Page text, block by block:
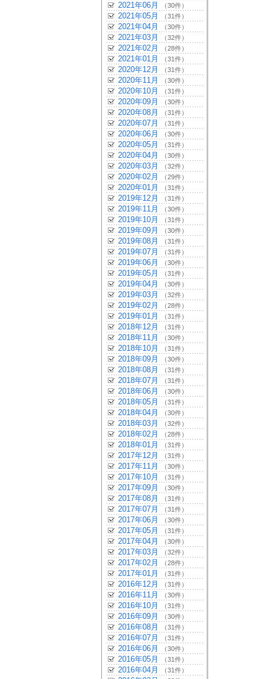
2021年06月 （30件）
2021年05月 （31件）
2021年04月 （30件）
2021年03月 （32件）
2021年02月 （28件）
2021年01月 （31件）
2020年12月 （31件）
2020年11月 （30件）
2020年10月 （31件）
2020年09月 （30件）
2020年08月 （31件）
2020年07月 （31件）
2020年06月 （30件）
2020年05月 （31件）
2020年04月 （30件）
2020年03月 （32件）
2020年02月 （29件）
2020年01月 （31件）
2019年12月 （31件）
2019年11月 （30件）
2019年10月 （31件）
2019年09月 （30件）
2019年08月 （31件）
2019年07月 （31件）
2019年06月 （30件）
2019年05月 （31件）
2019年04月 （30件）
2019年03月 （32件）
2019年02月 （28件）
2019年01月 （31件）
2018年12月 （31件）
2018年11月 （30件）
2018年10月 （31件）
2018年09月 （30件）
2018年08月 （31件）
2018年07月 （31件）
2018年06月 （30件）
2018年05月 （31件）
2018年04月 （30件）
2018年03月 （32件）
2018年02月 （28件）
2018年01月 （31件）
2017年12月 （31件）
2017年11月 （30件）
2017年10月 （31件）
2017年09月 （30件）
2017年08月 （31件）
2017年07月 （31件）
2017年06月 （30件）
2017年05月 （31件）
2017年04月 （30件）
2017年03月 （32件）
2017年02月 （28件）
2017年01月 （31件）
2016年12月 （31件）
2016年11月 （30件）
2016年10月 （31件）
2016年09月 （30件）
2016年08月 （31件）
2016年07月 （31件）
2016年06月 （30件）
2016年05月 （31件）
2016年04月 （31件）